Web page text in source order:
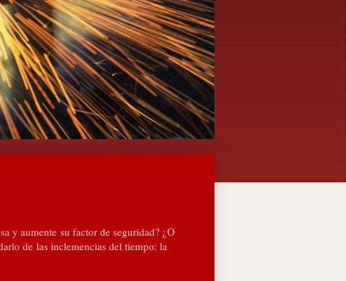
y aumente su factor de seguridad? ¿O
de las inclemencias del tiempo: la